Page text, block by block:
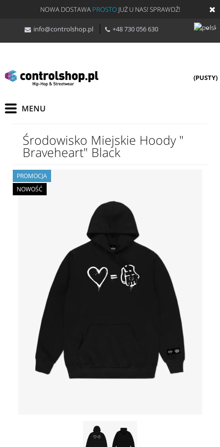
NOWA DOSTAWA PROSTO JUŻ U NAS! SPRAWDŹ!
info@controlshop.pl +48 730 056 630
(PUSTY)
Środowisko Miejskie Hoody "
Braveheart" Black
PROMOCJA
NOWOŚĆ